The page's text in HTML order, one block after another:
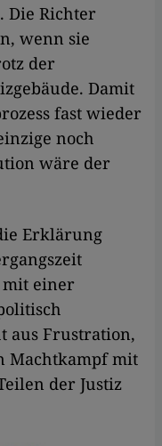
Die Richter
wenn sie
der
Damit
fast wieder
noch
wäre der
Erklärung
mit einer
aus Frustration,
Machtkampf mit
der Justiz